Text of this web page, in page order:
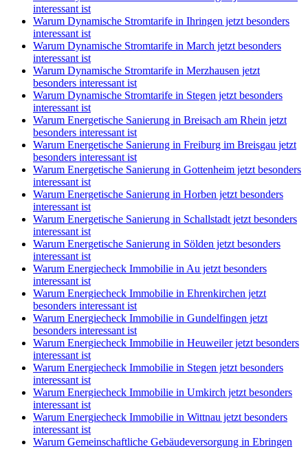
interessant ist
Warum Dynamische Stromtarife in Ihringen jetzt besonders
interessant ist
Warum Dynamische Stromtarife in March jetzt besonders
interessant ist
Warum Dynamische Stromtarife in Merzhausen jetzt
besonders interessant ist
Warum Dynamische Stromtarife in Stegen jetzt besonders
interessant ist
Warum Energetische Sanierung in Breisach am Rhein jetzt
besonders interessant ist
Warum Energetische Sanierung in Freiburg im Breisgau jetzt
besonders interessant ist
Warum Energetische Sanierung in Gottenheim jetzt besonders
interessant ist
Warum Energetische Sanierung in Horben jetzt besonders
interessant ist
Warum Energetische Sanierung in Schallstadt jetzt besonders
interessant ist
Warum Energetische Sanierung in Sölden jetzt besonders
interessant ist
Warum Energiecheck Immobilie in Au jetzt besonders
interessant ist
Warum Energiecheck Immobilie in Ehrenkirchen jetzt
besonders interessant ist
Warum Energiecheck Immobilie in Gundelfingen jetzt
besonders interessant ist
Warum Energiecheck Immobilie in Heuweiler jetzt besonders
interessant ist
Warum Energiecheck Immobilie in Stegen jetzt besonders
interessant ist
Warum Energiecheck Immobilie in Umkirch jetzt besonders
interessant ist
Warum Energiecheck Immobilie in Wittnau jetzt besonders
interessant ist
Warum Gemeinschaftliche Gebäudeversorgung in Ebringen